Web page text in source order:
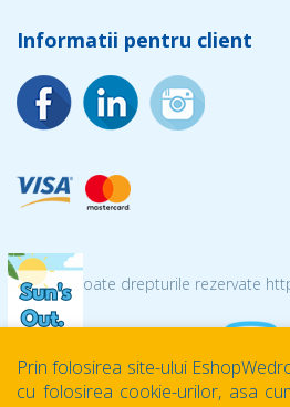
Informatii pentru client
© 2026 Toate drepturile rezervate
Prin folosirea site-ului
cu folosirea cookie-urilor, asa